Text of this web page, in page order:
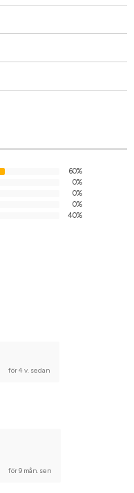
60%
0%
0%
0%
40%
för 4 v. sedan
för 9 mån. sen